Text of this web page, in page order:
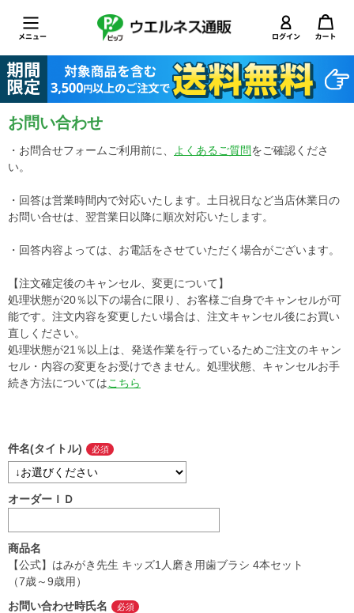
お問い合わせ
・お問合せフォームご利用前に、 よくあるご質問をご確認くださ
い。
・回答は営業時間内で対応いたします。土日祝日など当店休業日の
お問い合せは、翌営業日以降に順次対応いたします。
・回答内容よっては、お電話をさせていただく場合がございます。
【注文確定後のキャンセル、変更について】
処理状態が20％以下の場合に限り、お客様ご自身でキャンセルが可
能です。注文内容を変更したい場合は、注文キャンセル後にお買い
直しください。
処理状態が21％以上は、発送作業を行っているためご注文のキャン
セル・内容の変更をお受けできません。処理状態、キャンセルお手
続き方法についてはこちら
件名(タイトル)
オーダーＩＤ
商品名
【公式】はみがき先生 キッズ1人磨き用歯ブラシ 4本セット
（7歳～9歳用）
お問い合わせ時氏名